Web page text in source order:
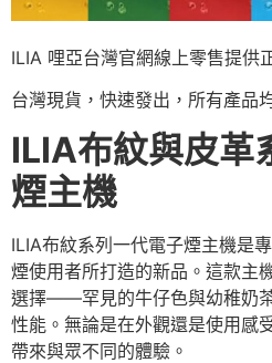
ILIA 哩亞台灣官網線上零售提供
台灣現貨，快速發出，所有產品
ILIA布紋與皮革
煙主機
ILIA布紋系列一代電子煙主機是
煙使用者所打造的新品。這款主
選擇——罕見的牛仔色與幼稚奶
性能。無論是在外觀還是使用感
帶來與眾不同的體驗。